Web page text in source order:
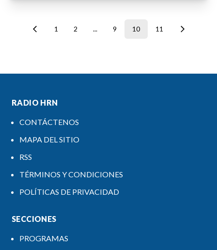
1 2 ... 9 10 11
RADIO HRN
CONTÁCTENOS
MAPA DEL SITIO
RSS
TÉRMINOS Y CONDICIONES
POLÍTICAS DE PRIVACIDAD
SECCIONES
PROGRAMAS